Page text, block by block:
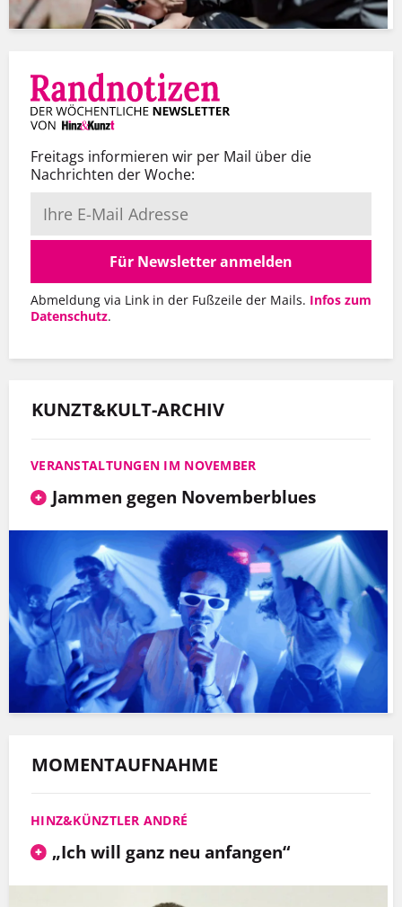
Freitags informieren wir per Mail über die
Nachrichten der Woche:
Für Newsletter anmelden
Abmeldung via Link in der Fußzeile der Mails. Infos zum
Datenschutz.
KUNZT&KULT-ARCHIV
VERANSTALTUNGEN IM NOVEMBER
Jammen gegen Novemberblues
MOMENTAUFNAHME
HINZ&KÜNZTLER ANDRÉ
„Ich will ganz neu anfangen“